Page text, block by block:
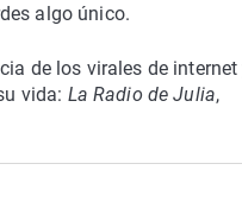
algo único.
de los virales de internet
vida: La Radio de Julia,